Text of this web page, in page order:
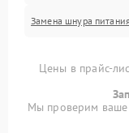
Замена шнура питания
Цены в прайс-
Мы проверим ваше